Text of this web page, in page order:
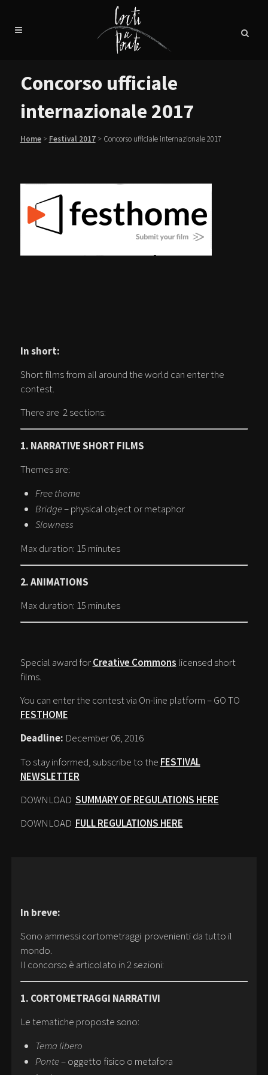
Concorso ufficiale
internazionale 2017
Home> Festival 2017> Concorso ufficiale internazionale 2017
In short:
Short films from all around the world can enter the
contest.
There are 2 sections:
1. NARRATIVE SHORT FILMS
Themes are:
Free theme
Bridge– physical object or metaphor
Slowness
Max duration: 15 minutes
2. ANIMATIONS
Max duration: 15 minutes
Special award forCreative Commons licensed short
films.
You can enter the contest via On-line platform – GO TO
FESTHOME
Deadline: December 06, 2016
To stay informed, subscribe to the FESTIVAL
NEWSLETTER
DOWNLOAD SUMMARY OF REGULATIONS HERE
DOWNLOAD FULL REGULATIONS HERE
In breve:
Sono ammessi cortometraggi provenienti da tutto il
mondo.
Il concorso è articolato in 2 sezioni:
1. CORTOMETRAGGI NARRATIVI
Le tematiche proposte sono:
Tema libero
Ponte– oggetto fisico o metafora